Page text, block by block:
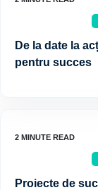
De la date la
pentru succes
Proiecte de